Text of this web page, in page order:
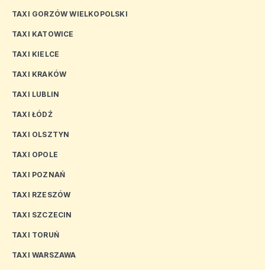
TAXI GORZÓW WIELKOPOLSKI
TAXI KATOWICE
TAXI KIELCE
TAXI KRAKÓW
TAXI LUBLIN
TAXI ŁÓDŹ
TAXI OLSZTYN
TAXI OPOLE
TAXI POZNAŃ
TAXI RZESZÓW
TAXI SZCZECIN
TAXI TORUŃ
TAXI WARSZAWA